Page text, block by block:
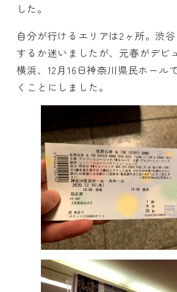
した。
自分が行けるエリアは2ヶ所。渋
するか迷いましたが、元春がデビ
横浜、12月16日神奈川県民ホール
くことにしました。